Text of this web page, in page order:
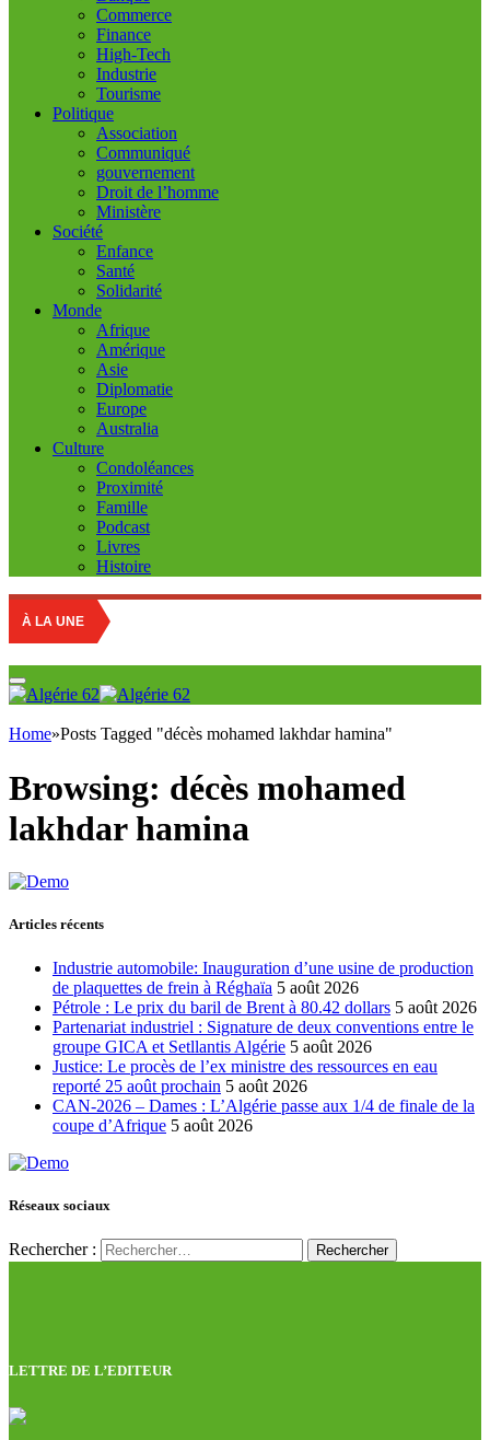
Commerce
Finance
High-Tech
Industrie
Tourisme
Politique
Association
Communiqué
gouvernement
Droit de l’homme
Ministère
Société
Enfance
Santé
Solidarité
Monde
Afrique
Amérique
Asie
Diplomatie
Europe
Australia
Culture
Condoléances
Proximité
Famille
Podcast
Livres
Histoire
À LA UNE
Home»Posts Tagged "décès mohamed lakhdar hamina"
Browsing: décès mohamed
lakhdar hamina
Articles récents
Industrie automobile: Inauguration d’une usine de production
de plaquettes de frein à Réghaïa 5 août 2026
Pétrole : Le prix du baril de Brent à 80.42 dollars 5 août 2026
Partenariat industriel : Signature de deux conventions entre le
groupe GICA et Setllantis Algérie 5 août 2026
Justice: Le procès de l’ex ministre des ressources en eau
reporté 25 août prochain 5 août 2026
CAN-2026 – Dames : L’Algérie passe aux 1/4 de finale de la
coupe d’Afrique 5 août 2026
Réseaux sociaux
Rechercher :
LETTRE DE L’EDITEUR